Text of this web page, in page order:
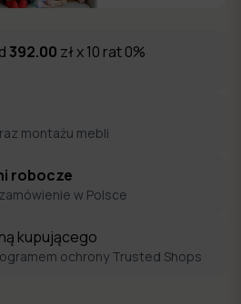
392.00 zł x 10 rat 0%
montażu mebli
robocze
w Polsce
kupującego
ochrony Trusted Shops